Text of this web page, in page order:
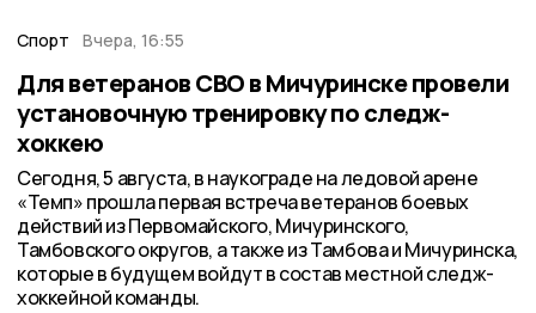
Спорт Вчера, 16:55
Для ветеранов СВО в Мичуринске провели
установочную тренировку по следж-
хоккею
Сегодня, 5 августа, в наукограде на ледовой арене
«Темп» прошла первая встреча ветеранов боевых
действий из Первомайского, Мичуринского,
Тамбовского округов, а также из Тамбова и Мичуринска,
которые в будущем войдут в состав местной следж-
хоккейной команды.